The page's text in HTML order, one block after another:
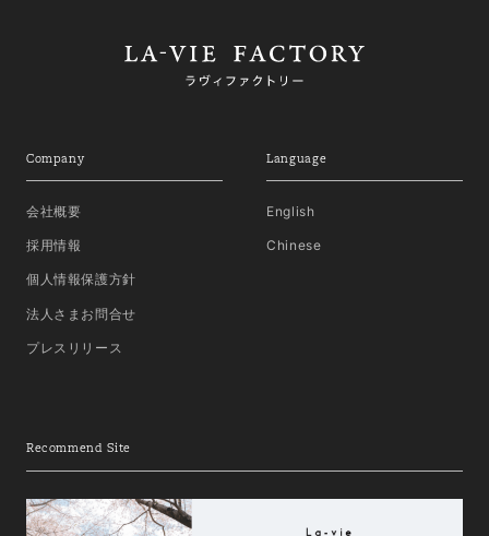
Company
会社概要
採用情報
個人情報保護方針
法人さまお問合せ
プレスリリース
Language
English
Chinese
Recommend Site